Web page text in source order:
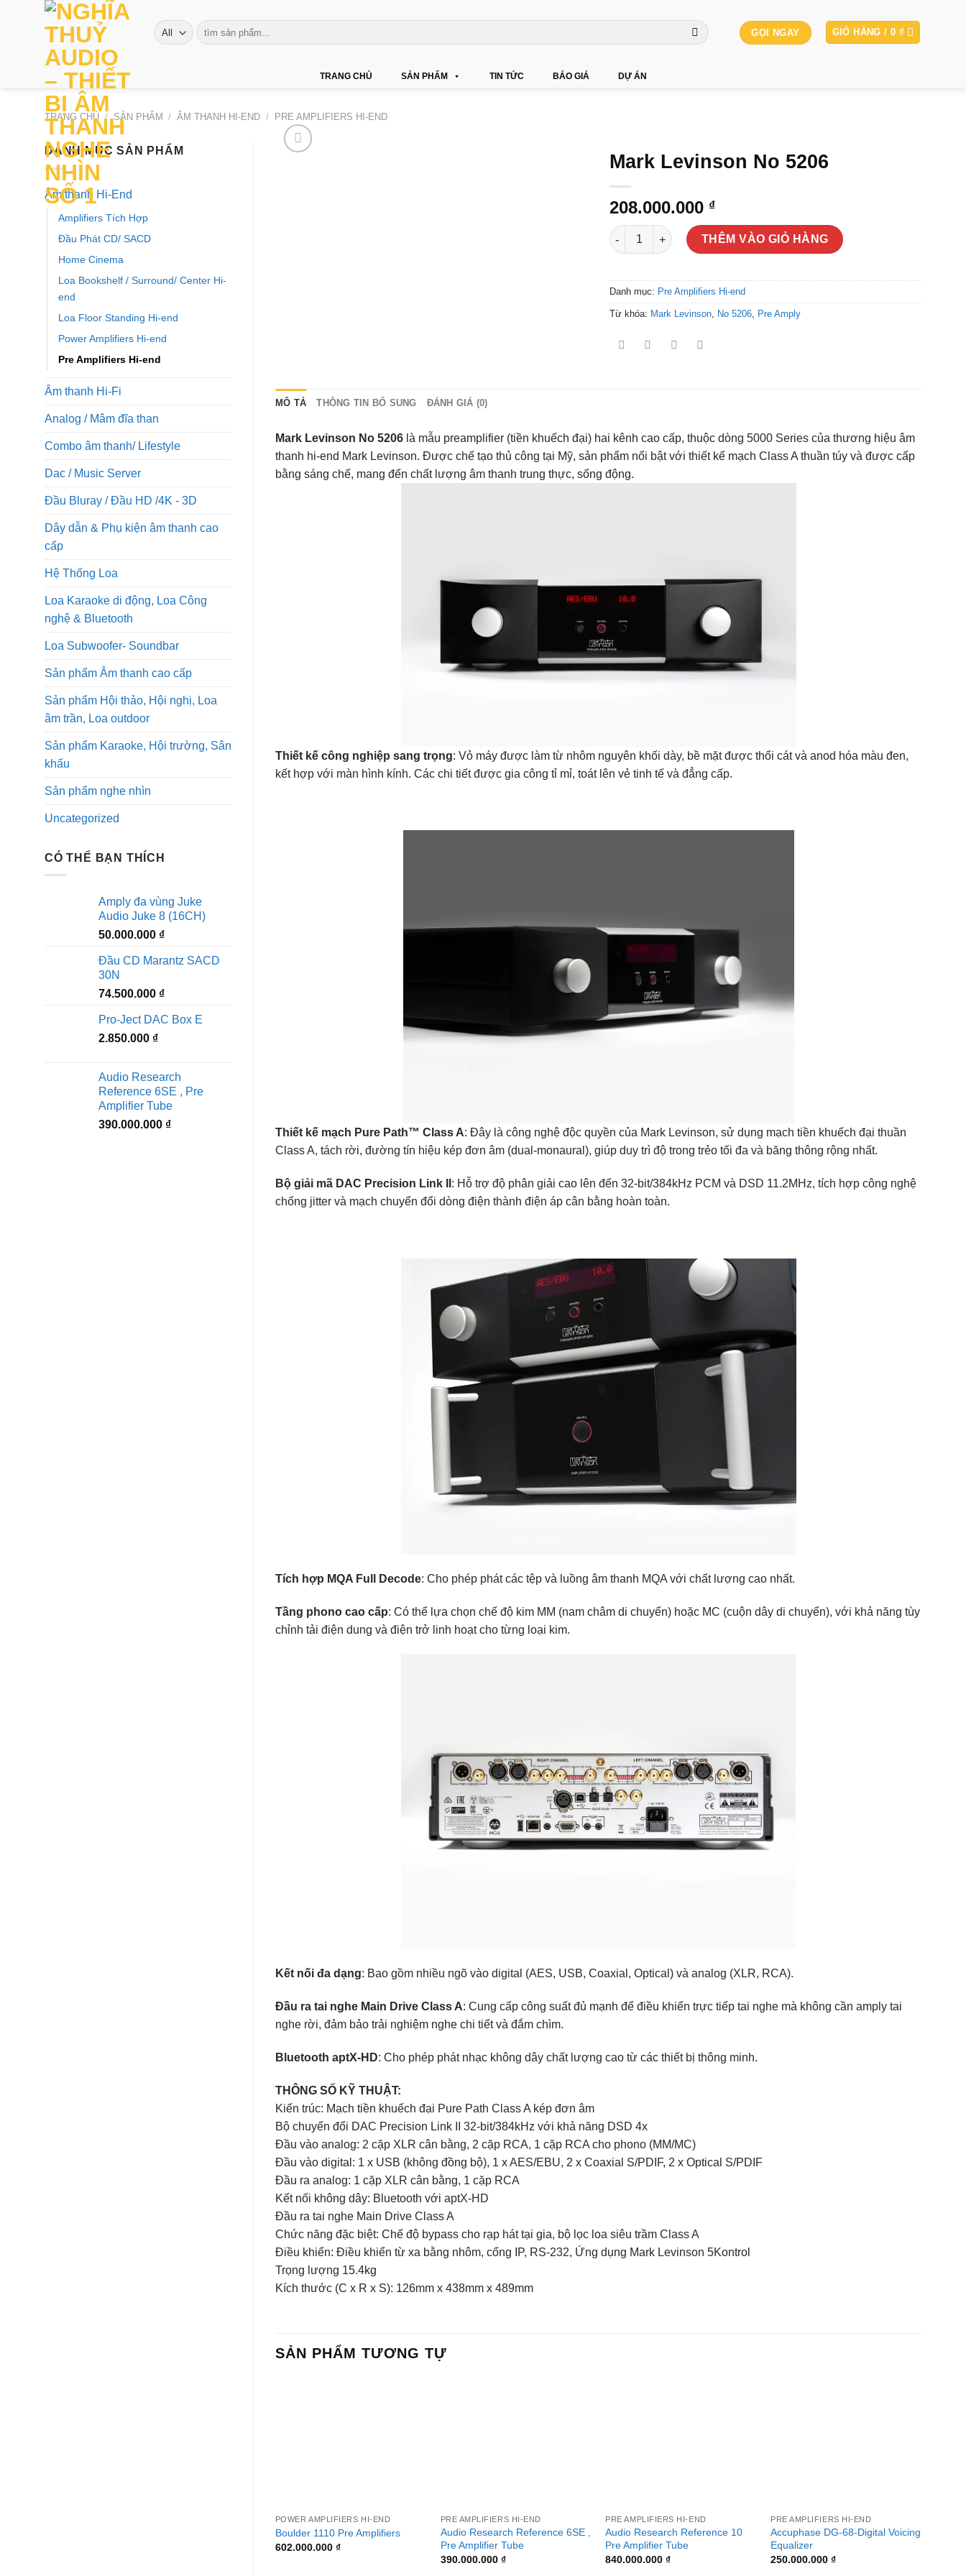
Tìm
kiếm:
GỌI NGAY GIỎ HÀNG / 0 ₫
TRANG CHỦ SẢN PHẨM TIN TỨC BÁO GIÁ DỰ ÁN
TRANG CHỦ / SẢN PHẨM / ÂM THANH HI-END / PRE AMPLIFIERS HI-END
DANH MỤC SẢN PHẨM
Âm thanh Hi-End
Amplifiers Tích Hợp
Đầu Phát CD/ SACD
Home Cinema
Loa Bookshelf / Surround/ Center Hi-
end
Loa Floor Standing Hi-end
Power Amplifiers Hi-end
Pre Amplifiers Hi-end
Âm thanh Hi-Fi
Analog / Mâm đĩa than
Combo âm thanh/ Lifestyle
Dac / Music Server
Đầu Bluray / Đầu HD /4K - 3D
Dây dẫn & Phụ kiện âm thanh cao
cấp
Hệ Thống Loa
Loa Karaoke di động, Loa Công
nghệ & Bluetooth
Loa Subwoofer- Soundbar
Sản phẩm Âm thanh cao cấp
Sản phẩm Hội thảo, Hội nghị, Loa
âm trần, Loa outdoor
Sản phẩm Karaoke, Hội trường, Sân
khấu
Sản phẩm nghe nhìn
Uncategorized
CÓ THỂ BẠN THÍCH
Amply đa vùng Juke
Audio Juke 8 (16CH)
50.000.000 ₫
Đầu CD Marantz SACD
30N
74.500.000 ₫
Pro-Ject DAC Box E
2.850.000 ₫
Audio Research
Reference 6SE , Pre
Amplifier Tube
390.000.000 ₫
Mark Levinson No 5206
208.000.000 ₫
Mark Levinson No 5206 số lượng
THÊM VÀO GIỎ HÀNG
Danh mục: Pre Amplifiers Hi-end
Từ khóa: Mark Levinson, No 5206, Pre Amply
MÔ TẢ THÔNG TIN BỔ SUNG ĐÁNH GIÁ (0)
Mark Levinson No 5206 là mẫu preamplifier (tiền khuếch đại) hai kênh cao cấp, thuộc dòng 5000 Series của thương hiệu âm
thanh hi-end Mark Levinson. Được chế tạo thủ công tại Mỹ, sản phẩm nổi bật với thiết kế mạch Class A thuần túy và được cấp
bằng sáng chế, mang đến chất lượng âm thanh trung thực, sống động.
Thiết kế công nghiệp sang trọng: Vỏ máy được làm từ nhôm nguyên khối dày, bề mặt được thổi cát và anod hóa màu đen,
kết hợp với màn hình kính. Các chi tiết được gia công tỉ mỉ, toát lên vẻ tinh tế và đẳng cấp.
Thiết kế mạch Pure Path™ Class A: Đây là công nghệ độc quyền của Mark Levinson, sử dụng mạch tiền khuếch đại thuần
Class A, tách rời, đường tín hiệu kép đơn âm (dual-monaural), giúp duy trì độ trong trẻo tối đa và băng thông rộng nhất.
Bộ giải mã DAC Precision Link II : Hỗ trợ độ phân giải cao lên đến 32-bit/384kHz PCM và DSD 11.2MHz, tích hợp công nghệ
chống jitter và mạch chuyển đổi dòng điện thành điện áp cân bằng hoàn toàn.
Tích hợp MQA Full Decode: Cho phép phát các tệp và luồng âm thanh MQA với chất lượng cao nhất.
Tầng phono cao cấp: Có thể lựa chọn chế độ kim MM (nam châm di chuyển) hoặc MC (cuộn dây di chuyển), với khả năng tùy
chỉnh tải điện dung và điện trở linh hoạt cho từng loại kim.
Kết nối đa dạng: Bao gồm nhiều ngõ vào digital (AES, USB, Coaxial, Optical) và analog (XLR, RCA).
Đầu ra tai nghe Main Drive Class A: Cung cấp công suất đủ mạnh để điều khiển trực tiếp tai nghe mà không cần amply tai
nghe rời, đảm bảo trải nghiệm nghe chi tiết và đắm chìm.
Bluetooth aptX-HD: Cho phép phát nhạc không dây chất lượng cao từ các thiết bị thông minh.
THÔNG SỐ KỸ THUẬT:
Kiến trúc: Mạch tiền khuếch đại Pure Path Class A kép đơn âm
Bộ chuyển đổi DAC Precision Link II 32-bit/384kHz với khả năng DSD 4x
Đầu vào analog: 2 cặp XLR cân bằng, 2 cặp RCA, 1 cặp RCA cho phono (MM/MC)
Đầu vào digital: 1 x USB (không đồng bộ), 1 x AES/EBU, 2 x Coaxial S/PDIF, 2 x Optical S/PDIF
Đầu ra analog: 1 cặp XLR cân bằng, 1 cặp RCA
Kết nối không dây: Bluetooth với aptX-HD
Đầu ra tai nghe Main Drive Class A
Chức năng đặc biệt: Chế độ bypass cho rạp hát tại gia, bộ lọc loa siêu trầm Class A
Điều khiển: Điều khiển từ xa bằng nhôm, cổng IP, RS-232, Ứng dụng Mark Levinson 5Kontrol
Trọng lượng 15.4kg
Kích thước (C x R x S): 126mm x 438mm x 489mm
SẢN PHẨM TƯƠNG TỰ
POWER AMPLIFIERS HI-END
Boulder 1110 Pre Amplifiers
602.000.000 ₫
PRE AMPLIFIERS HI-END
Audio Research Reference 6SE ,
Pre Amplifier Tube
390.000.000 ₫
PRE AMPLIFIERS HI-END
Audio Research Reference 10
Pre Amplifier Tube
840.000.000₫
PRE AMPLIFIERS HI-END
Accuphase DG-68-Digital Voicing
Equalizer
250.000.000₫